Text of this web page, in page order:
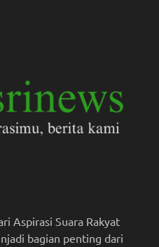
Aspirasi Suara Rakyat
bagian penting dari